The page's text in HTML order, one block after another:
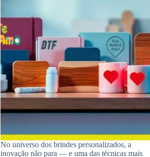
No universo dos brindes personalizados, a
inovação não para — e uma das técnicas mais